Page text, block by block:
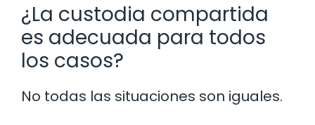
¿La custodia compartida
es adecuada para todos
los casos?
No todas las situaciones son iguales.